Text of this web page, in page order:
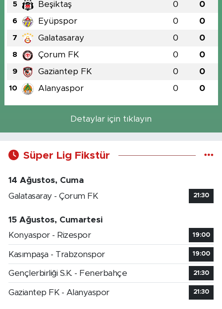
5 Beşiktaş 0 0
6 Eyüpspor 0 0
7 Galatasaray 0 0
8 Çorum FK 0 0
9 Gaziantep FK 0 0
10 Alanyaspor 0 0
Detaylar için tıklayın
Süper Lig Fikstür
14 Ağustos, Cuma
Galatasaray - Çorum FK
21:30
15 Ağustos, Cumartesi
Konyaspor - Rizespor
19:00
Kasımpaşa - Trabzonspor 19:00
Gençlerbirliği S.K. - Fenerbahçe 21:30
Gaziantep FK - Alanyaspor 21:30